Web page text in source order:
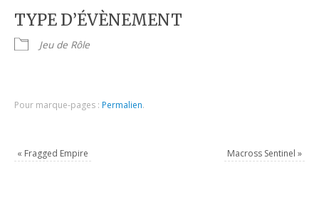
TYPE D’ÉVÈNEMENT
Jeu de Rôle
Pour marque-pages : Permalien.
« Fragged Empire Macross Sentinel »